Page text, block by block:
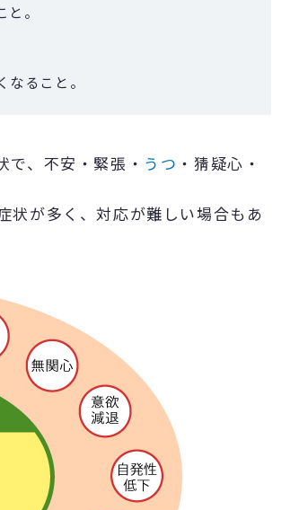
。
ること。
、不安・緊張・ うつ ・猜疑心・
状が多く、対応が難しい場合もあ